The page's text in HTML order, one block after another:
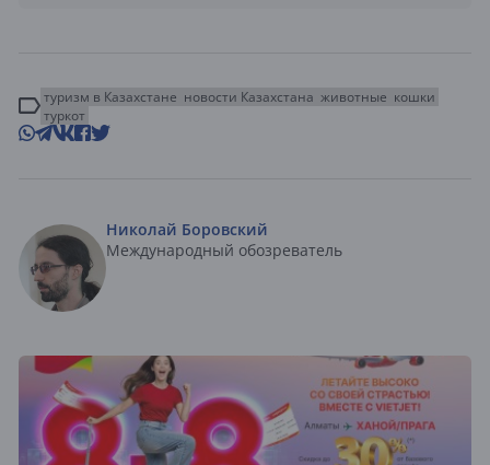
туризм в Казахстане новости Казахстана животные кошки
туркот
Николай Боровский
Международный обозреватель